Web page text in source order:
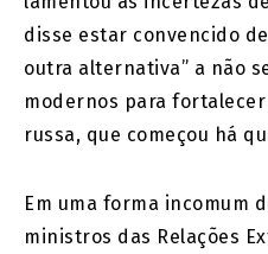
disse estar convencido
outra alternativa” a não
modernos para
russa, que começou há
Em uma forma incomum
ministros das Relações